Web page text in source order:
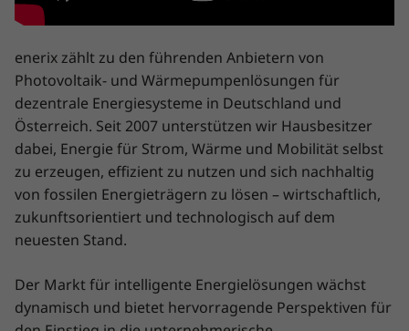
enerix zählt zu den führenden Anbietern von
Photovoltaik- und Wärmepumpenlösungen für
dezentrale Energiesysteme in Deutschland und
Österreich. Seit 2007 unterstützen wir Hausbesitzer
dabei, Energie für Strom, Wärme und Mobilität selbst
zu erzeugen, effizient zu nutzen und sich nachhaltig
von fossilen Energieträgern zu lösen – wirtschaftlich,
zukunftsorientiert und technologisch auf dem
neuesten Stand.
Der Markt für intelligente Energielösungen wächst
dynamisch und bietet hervorragende Perspektiven für